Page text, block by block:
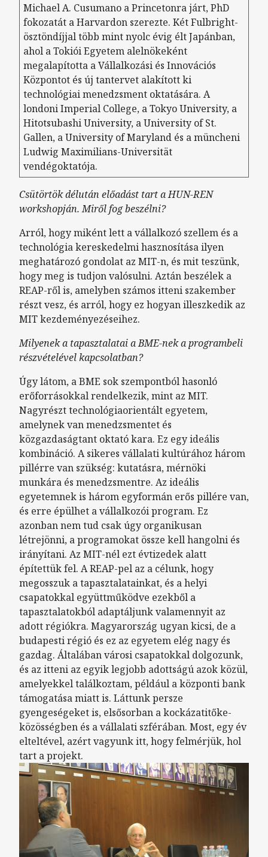
Michael A. Cusumano a Princetonra járt, PhD
fokozatát a Harvardon szerezte. Két Fulbright-
ösztöndíjjal több mint nyolc évig élt Japánban,
ahol a Tokiói Egyetem alelnökeként
megalapította a Vállalkozási és Innovációs
Központot és új tantervet alakított ki
technológiai menedzsment oktatására. A
londoni Imperial College, a Tokyo University, a
Hitotsubashi University, a University of St.
Gallen, a University of Maryland és a müncheni
Ludwig Maximilians-Universität
vendégoktatója.
Csütörtök délután előadást tart a HUN-REN
workshopján. Miről fog beszélni?
Arról, hogy miként lett a vállalkozó szellem és a
technológia kereskedelmi hasznosítása ilyen
meghatározó gondolat az MIT-n, és mit teszünk,
hogy meg is tudjon valósulni. Aztán beszélek a
REAP-ről is, amelyben számos itteni szakember
részt vesz, és arról, hogy ez hogyan illeszkedik az
MIT kezdeményezéseihez.
Milyenek a tapasztalatai a BME-nek a programbeli
részvételével kapcsolatban?
Úgy látom, a BME sok szempontból hasonló
erőforrásokkal rendelkezik, mint az MIT.
Nagyrészt technológiaorientált egyetem,
amelynek van menedzsmentet és
közgazdaságtant oktató kara. Ez egy ideális
kombináció. A sikeres vállalati kultúrához három
pillérre van szükség: kutatásra, mérnöki
munkára és menedzsmentre. Az ideális
egyetemnek is három egyformán erős pillére van,
és erre épülhet a vállalkozói program. Ez
azonban nem tud csak úgy organikusan
létrejönni, a programokat össze kell hangolni és
irányítani. Az MIT-nél ezt évtizedek alatt
építettük fel. A REAP-pel az a célunk, hogy
megosszuk a tapasztalatainkat, és a helyi
csapatokkal együttműködve ezekből a
tapasztalatokból adaptáljunk valamennyit az
adott régiókra. Magyarország ugyan kicsi, de a
budapesti régió és ez az egyetem elég nagy és
gazdag. Általában városi csapatokkal dolgozunk,
és az itteni az egyik legjobb adottságú azok közül,
amelyekkel találkoztam, például a központi bank
támogatása miatt is. Láttunk persze
gyengeségeket is, elsősorban a kockázatitőke-
közösségben és a vállalati szférában. Most, egy év
elteltével, azért vagyunk itt, hogy felmérjük, hol
tart a projekt.